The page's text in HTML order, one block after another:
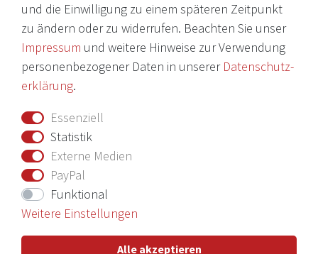
Daten­schutz­erklärung
AGB
Barrierefreiheitserklärung
Widerrufs­recht
Vertrag widerrufen
Nichts verpassen mit unserem Newsletter
Hiermit bestätige ich, dass ich dieDaten­schutz­erklärunggelesen
und die Einwilligung zu einem späteren Zeitpunkt
zu ändern oder zu widerrufen. Beachten Sie unser
Impressum und weitere Hinweise zur Verwendung
personenbezogener Daten in unserer Daten­schutz­
erklärung.
Essenziell
Statistik
Externe Medien
PayPal
Funktional
Weitere Einstellungen
Alle akzeptieren